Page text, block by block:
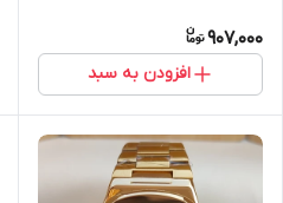
907,000
افزودن به سبد